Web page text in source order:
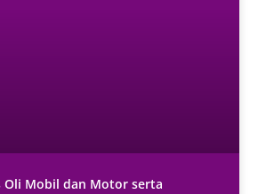
Oli Mobil dan Motor serta